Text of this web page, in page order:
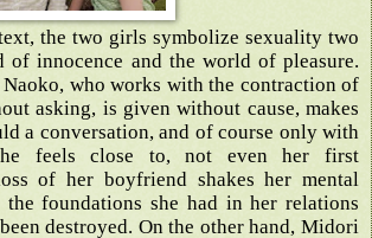
the two girls symbolize sexuality two
of innocence and the world of pleasure.
Naoko, who works with the contraction of
asking, is given without cause, makes
a conversation, and of course only with
feels close to, not even her first
of her boyfriend shakes her mental
the foundations she had in her relations
destroyed. On the other hand, Midori